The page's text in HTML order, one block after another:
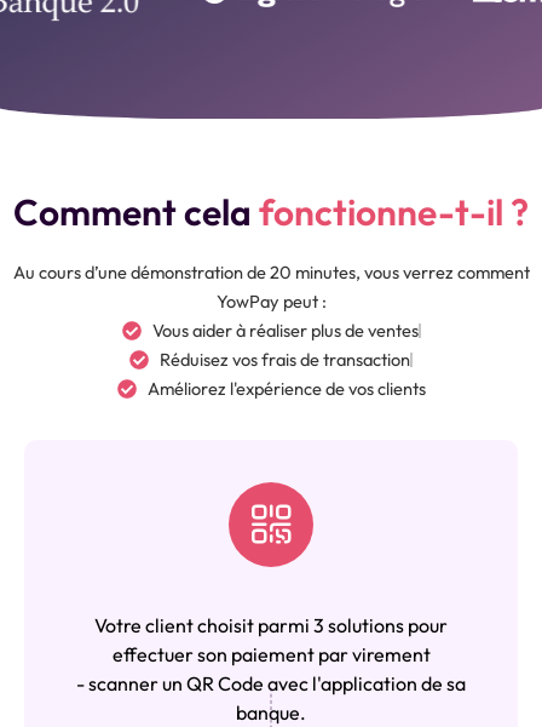
Comment cela fonctionne-t-il ?
Au cours d’une démonstration de 20 minutes, vous verrez comment
YowPay peut :
Vous aider à réaliser plus de ventes
Réduisez vos frais de transaction
Améliorez l'expérience de vos clients
Votre client choisit parmi 3 solutions pour
effectuer son paiement par virement
- scanner un QR Code avec l'application de sa
banque.